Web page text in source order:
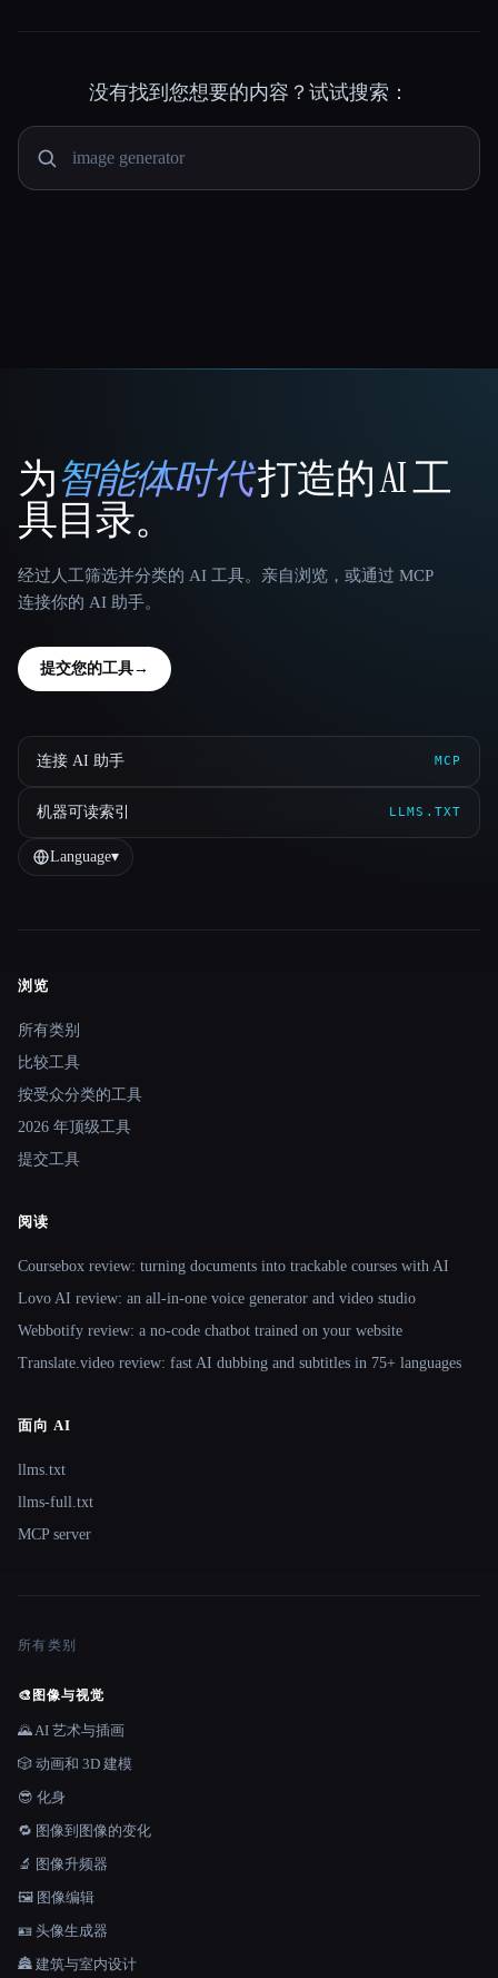
没有找到您想要的内容？试试搜索：
That AI Collection
为智能体时代打造的 AI 工
具目录。
经过人工筛选并分类的 AI 工具。亲自浏览，或通过 MCP
连接你的 AI 助手。
提交您的工具→
连接 AI 助手 MCP
机器可读索引 LLMS.TXT
Language▾
Site navigation
浏览
所有类别
比较工具
按受众分类的工具
2026 年顶级工具
提交工具
阅读
Coursebox review: turning documents into trackable courses with AI
Lovo AI review: an all-in-one voice generator and video studio
Webbotify review: a no-code chatbot trained on your website
Translate.video review: fast AI dubbing and subtitles in 75+ languages
面向 AI
llms.txt
llms-full.txt
MCP server
所有类别
🎨 图像与视觉
🌄 AI 艺术与插画
🎲 动画和 3D 建模
😎 化身
🔁 图像到图像的变化
🔬 图像升频器
🖼️ 图像编辑
🪪 头像生成器
🏯 建筑与室内设计